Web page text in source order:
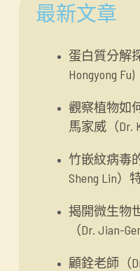
最新文章
蛋白質分解
Hongyong Fu)
觀察植物如
馬家威（Dr.
竹嵌紋病毒
Sheng Lin）
揭開微生物
（Dr. Jian-
顧銓老師（